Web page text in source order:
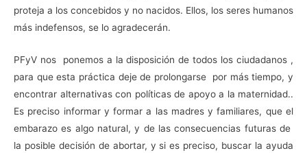
proteja a los concebidos y no nacidos. Ellos, los seres humanos
más indefensos, se lo agradecerán.
PFyV nos ponemos a la disposición de todos los ciudadanos ,
para que esta práctica deje de prolongarse por más tiempo, y
encontrar alternativas con políticas de apoyo a la maternidad..
Es preciso informar y formar a las madres y familiares, que el
embarazo es algo natural, y de las consecuencias futuras de
la posible decisión de abortar, y si es preciso, buscar la ayuda